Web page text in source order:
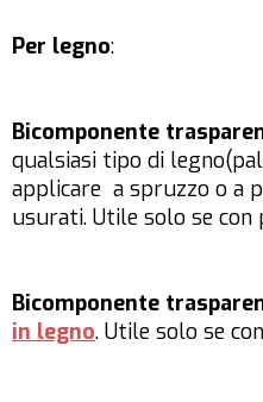
Per legno:
Bicomponente
qualsiasi tipo di
applicare a spruzzo o a
usurati. Utile solo se con
Bicomponente
in legno. Utile solo se